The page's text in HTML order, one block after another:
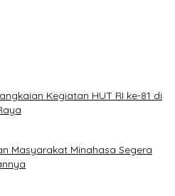
Kegiatan HUT RI ke-81 di
Masyarakat Minahasa Segera